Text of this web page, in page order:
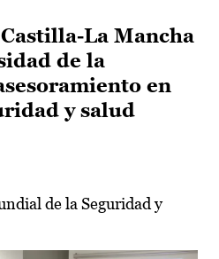
La Mancha
de la
en
y salud
de la Seguridad y